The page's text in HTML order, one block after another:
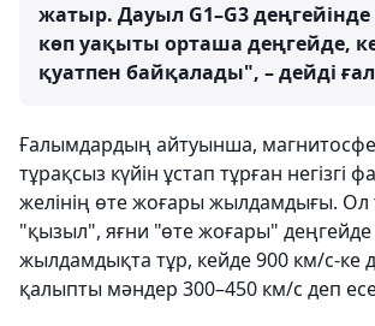
жатыр. Дауыл G1–G3 деңгейінде
көп уақыты орташа деңгейде,
қуатпен байқалады", – дейді
Ғалымдардың айтуынша,
тұрақсыз күйін ұстап тұрған негізгі
желінің өте жоғары жылдамдығы. Ол
"қызыл", яғни "өте жоғары" деңгейде
жылдамдықта тұр, кейде 900 км/с-ке
қалыпты мәндер 300–450 км/с деп